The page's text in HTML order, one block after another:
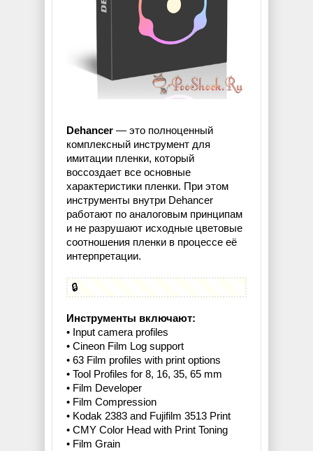
Dehancer — это полноценный
комплексный инструмент для
имитации пленки, который
воссоздает все основные
характеристики пленки. При этом
инструменты внутри Dehancer
работают по аналоговым принципам
и не разрушают исходные цветовые
соотношения пленки в процессе её
интерпретации.
🔒
Инструменты включают:
• Input camera profiles
• Cineon Film Log support
• 63 Film profiles with print options
• Tool Profiles for 8, 16, 35, 65 mm
• Film Developer
• Film Compression
• Kodak 2383 and Fujifilm 3513 Print
• CMY Color Head with Print Toning
• Film Grain